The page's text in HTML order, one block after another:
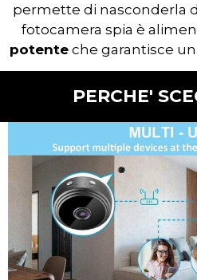
permette di nasconderla
fotocamera spia è
potenteche garantisce
PERCHE'